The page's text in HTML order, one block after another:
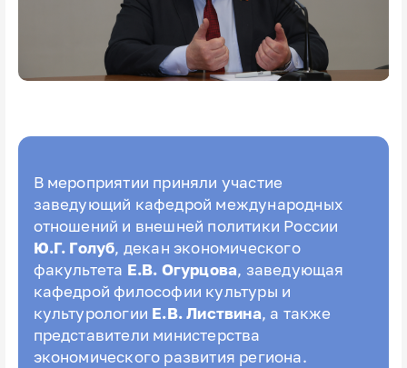
В мероприятии приняли участие
заведующий кафедрой международных
отношений и внешней политики России
Ю.Г. Голуб, декан экономического
факультета Е.В. Огурцова, заведующая
кафедрой философии культуры и
культурологии Е.В. Листвина, а также
представители министерства
экономического развития региона.